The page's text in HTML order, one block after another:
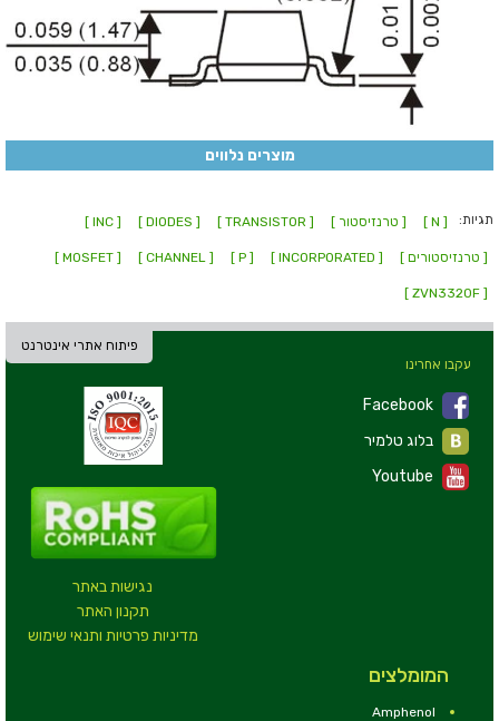
מוצרים נלווים
תגיות: [ N ] [ טרנזיסטור ] [ TRANSISTOR ]
[ DIODES ]
[ INC ]
[ טרנזיסטורים ] [ INCORPORATED ]
[ P ]
[ CHANNEL ]
[ MOSFET ]
[ ZVN3320F ]
פיתוח אתרי אינטרנט
נגישות באתר
תקנון האתר
מדיניות פרטיות ותנאי שימוש
עקבו אחרינו
Facebook
Youtube
המומלצים
Amphenol